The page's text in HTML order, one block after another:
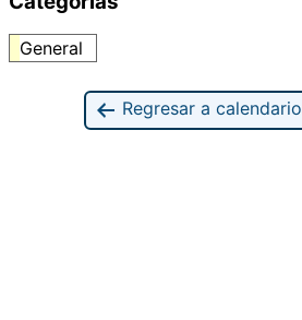
General
Regresar a calendario